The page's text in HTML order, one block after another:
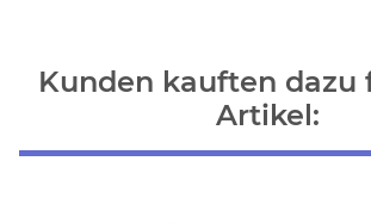
Kunden kauften dazu
Artikel: